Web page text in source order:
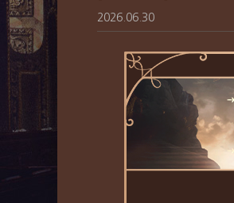
2026.06.30